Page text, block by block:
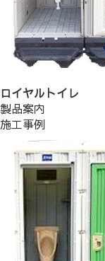
ロイヤルトイレ
製品案内
施工事例